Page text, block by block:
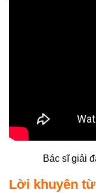
Bác sĩ giải
Lời khuyên